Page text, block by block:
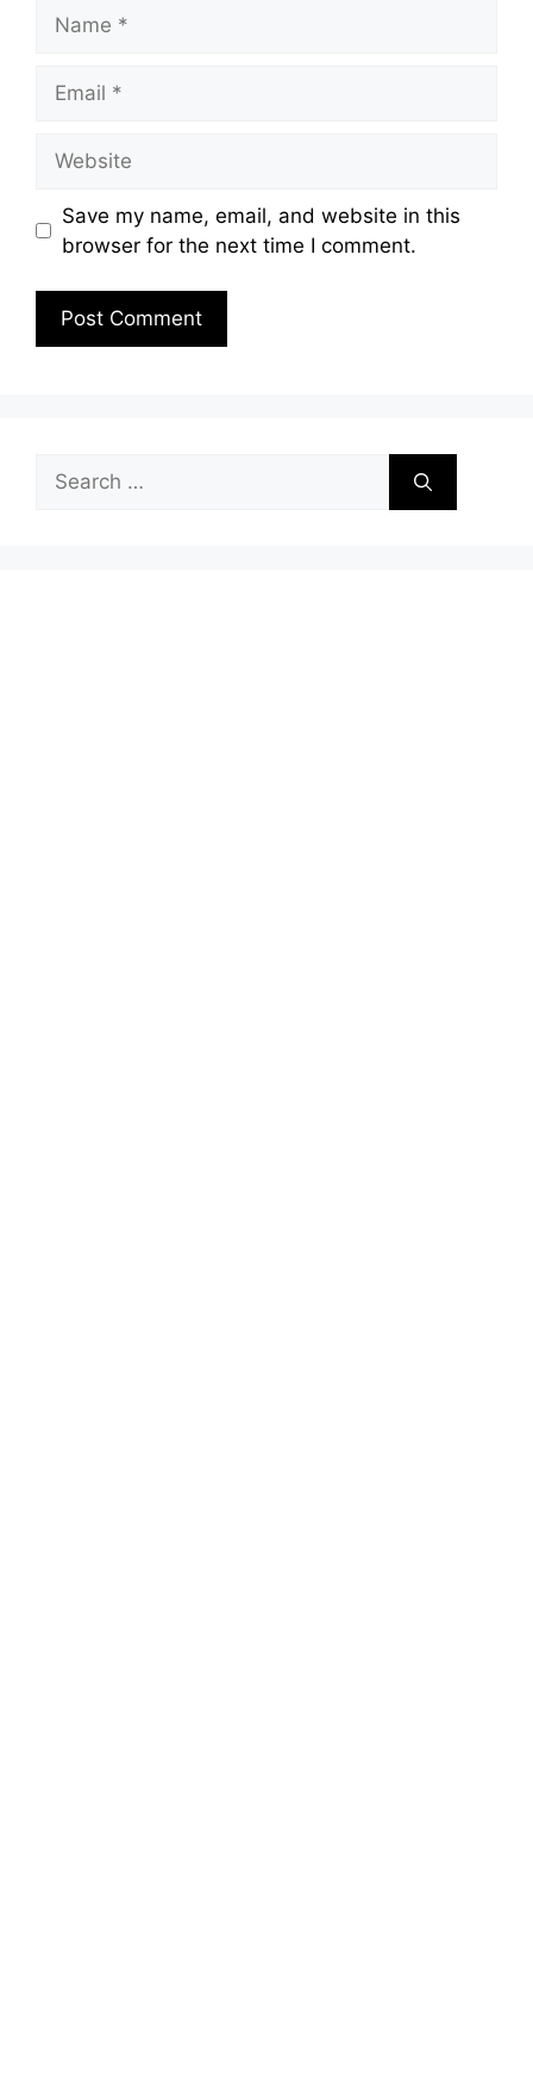
Save my name, email, and website in this
browser for the next time I comment.
Search
for: